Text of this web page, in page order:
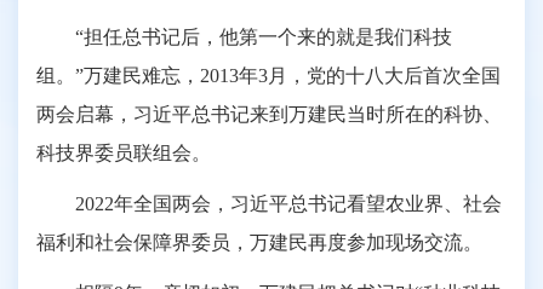
“担任总书记后，他第一个来的就是我们科技
组。”万建民难忘，2013年3月，党的十八大后首次全国
两会启幕，习近平总书记来到万建民当时所在的科协、
科技界委员联组会。
2022年全国两会，习近平总书记看望农业界、社会
福利和社会保障界委员，万建民再度参加现场交流。